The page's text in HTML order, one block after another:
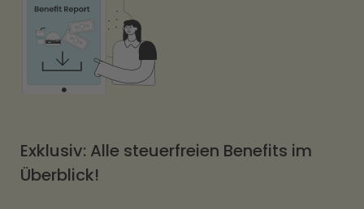
Exklusiv: Alle steuerfreien Benefits im
Überblick!